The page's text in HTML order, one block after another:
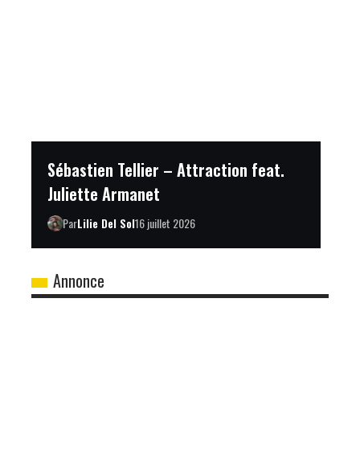
Sébastien Tellier – Attraction feat.
Juliette Armanet
ParLilie Del Sol16 juillet 2026
Annonce